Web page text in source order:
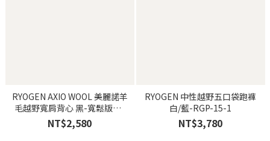
RYOGEN AXIO WOOL 美麗諾羊
毛越野寬肩背心 黑-寬鬆版型-
RGT-30
NT$2,580
RYOGEN 中性越野五口袋跑褲
白/藍-RGP-15-1
NT$3,780